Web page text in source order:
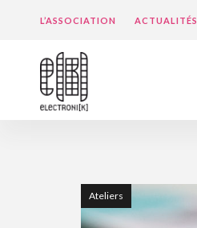
L’ASSOCIATION ACTUALITÉS
Ateliers